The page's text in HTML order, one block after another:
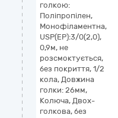
голкою:
Поліпропілен,
Монофіламентна,
USP(EP):3/0(2,0),
0,9м, не
розсмоктується,
без покриття, 1/2
кола, Довжина
голки: 26мм,
Колюча, Двох-
голкова, без